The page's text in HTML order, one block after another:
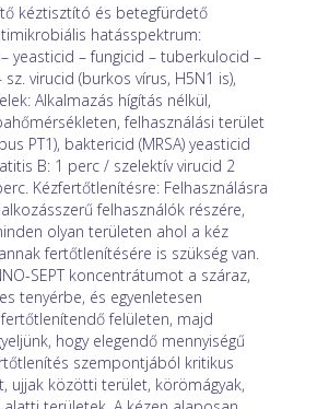
kéztisztító és betegfürdető
hatásspektrum:
– yeasticid – fungicid – tuberkulocid –
virucid (burkos vírus, H5N1 is),
Alkalmazás hígítás nélkül,
felhasználási terület
PT1), baktericid (MRSA) yeasticid
B: 1 perc / szelektív virucid 2
Kézfertőtlenítésre: Felhasználásra
felhasználók részére,
olyan területen ahol a kéz
fertőtlenítésére is szükség van.
SEPT koncentrátumot a száraz,
tenyérbe, és egyenletesen
felületen, majd
hogy elegendő mennyiségű
szempontjából kritikus
ujjak közötti terület, körömágyak,